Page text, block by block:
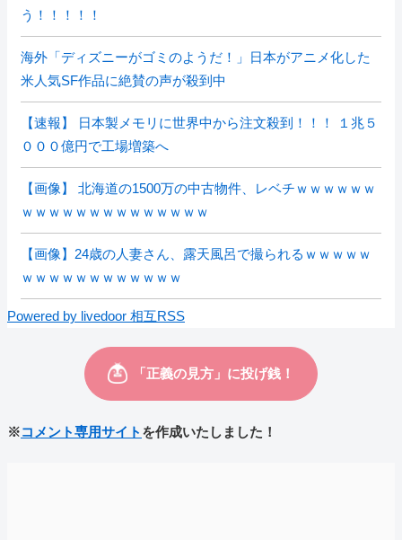
う！！！！！
海外「ディズニーがゴミのようだ！」日本がアニメ化した
米人気SF作品に絶賛の声が殺到中
【速報】 日本製メモリに世界中から注文殺到！！！ １兆５
０００億円で工場増築へ
【画像】 北海道の1500万の中古物件、レベチｗｗｗｗｗｗ
ｗｗｗｗｗｗｗｗｗｗｗｗｗｗ
【画像】24歳の人妻さん、露天風呂で撮られるｗｗｗｗｗ
ｗｗｗｗｗｗｗｗｗｗｗｗ
Powered by livedoor 相互RSS
※コメント専用サイト を作成いたしました！